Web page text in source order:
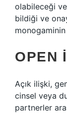
olabileceği
bildiği ve
OPEN
Açık ilişki,
cinsel veya
partnerler